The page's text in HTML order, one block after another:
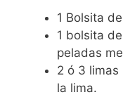
1 Bolsita
1 bolsita
peladas
2 ó 3 limas
la lima.